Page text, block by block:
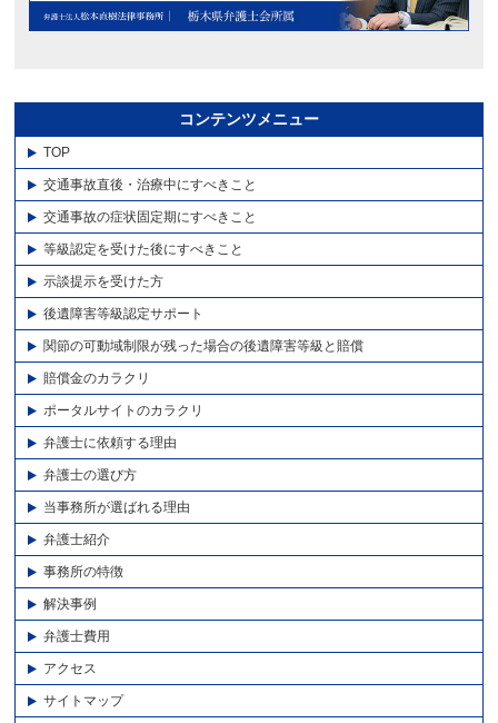
コンテンツメニュー
TOP
交通事故直後・治療中にすべきこと
交通事故の症状固定期にすべきこと
等級認定を受けた後にすべきこと
示談提示を受けた方
後遺障害等級認定サポート
関節の可動域制限が残った場合の後遺障害等級と賠償
賠償金のカラクリ
ポータルサイトのカラクリ
弁護士に依頼する理由
弁護士の選び方
当事務所が選ばれる理由
弁護士紹介
事務所の特徴
解決事例
弁護士費用
アクセス
サイトマップ